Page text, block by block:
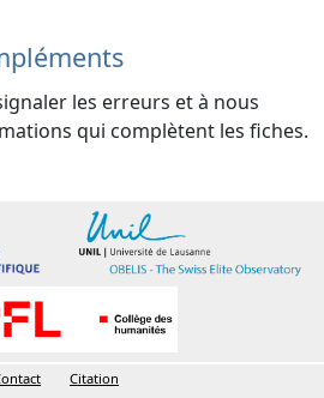
les erreurs et à nous
qui complètent les fiches.
Citation